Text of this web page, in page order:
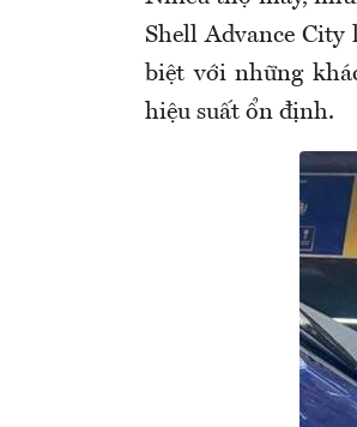
Shell Advance City
biệt với những
hiệu suất ổn định.